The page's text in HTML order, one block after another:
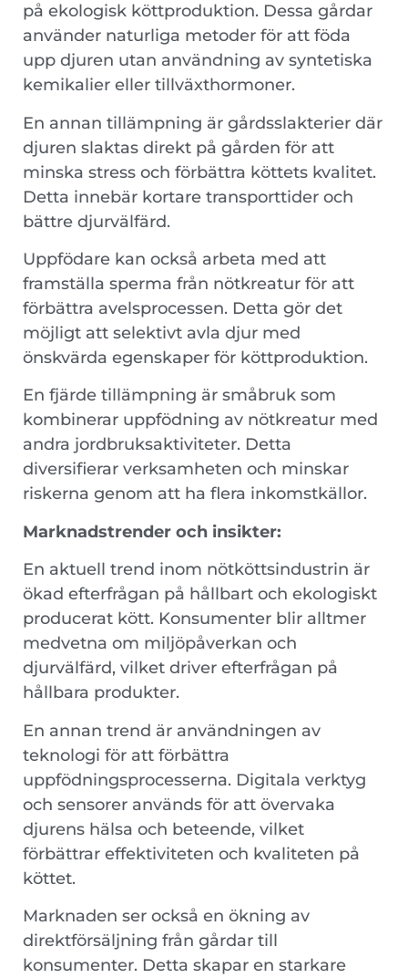
på ekologisk köttproduktion. Dessa gårdar
använder naturliga metoder för att föda
upp djuren utan användning av syntetiska
kemikalier eller tillväxthormoner.
En annan tillämpning är gårdsslakterier där
djuren slaktas direkt på gården för att
minska stress och förbättra köttets kvalitet.
Detta innebär kortare transporttider och
bättre djurvälfärd.
Uppfödare kan också arbeta med att
framställa sperma från nötkreatur för att
förbättra avelsprocessen. Detta gör det
möjligt att selektivt avla djur med
önskvärda egenskaper för köttproduktion.
En fjärde tillämpning är småbruk som
kombinerar uppfödning av nötkreatur med
andra jordbruksaktiviteter. Detta
diversifierar verksamheten och minskar
riskerna genom att ha flera inkomstkällor.
Marknadstrender och insikter:
En aktuell trend inom nötköttsindustrin är
ökad efterfrågan på hållbart och ekologiskt
producerat kött. Konsumenter blir alltmer
medvetna om miljöpåverkan och
djurvälfärd, vilket driver efterfrågan på
hållbara produkter.
En annan trend är användningen av
teknologi för att förbättra
uppfödningsprocesserna. Digitala verktyg
och sensorer används för att övervaka
djurens hälsa och beteende, vilket
förbättrar effektiviteten och kvaliteten på
köttet.
Marknaden ser också en ökning av
direktförsäljning från gårdar till
konsumenter. Detta skapar en starkare